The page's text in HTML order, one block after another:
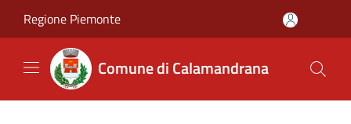
Regione Piemonte
Comune di Calamandrana